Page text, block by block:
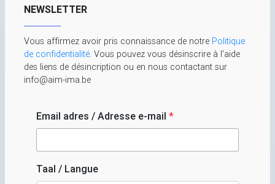
NEWSLETTER
Vous affirmez avoir pris connaissance de notre Politique
de confidentialité. Vous pouvez vous désinscrire à l'aide
des liens de désincription ou en nous contactant sur
info@aim-ima.be
Email adres / Adresse e-mail *
Taal / Langue